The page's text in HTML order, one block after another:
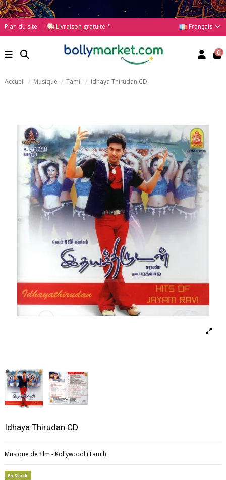
Plan du site Livraison gratuite * Français
0
Accueil Musique Tamil Idhaya Thirudan CD
Idhaya Thirudan CD
Musique de film - Kollywood (Tamil)
En Stock